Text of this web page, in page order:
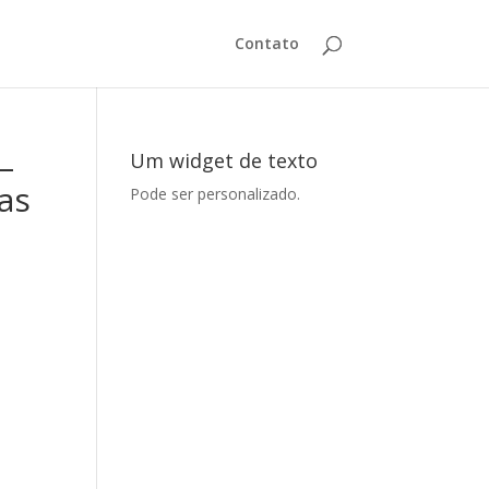
Contato
Um widget de texto
Pode ser personalizado.